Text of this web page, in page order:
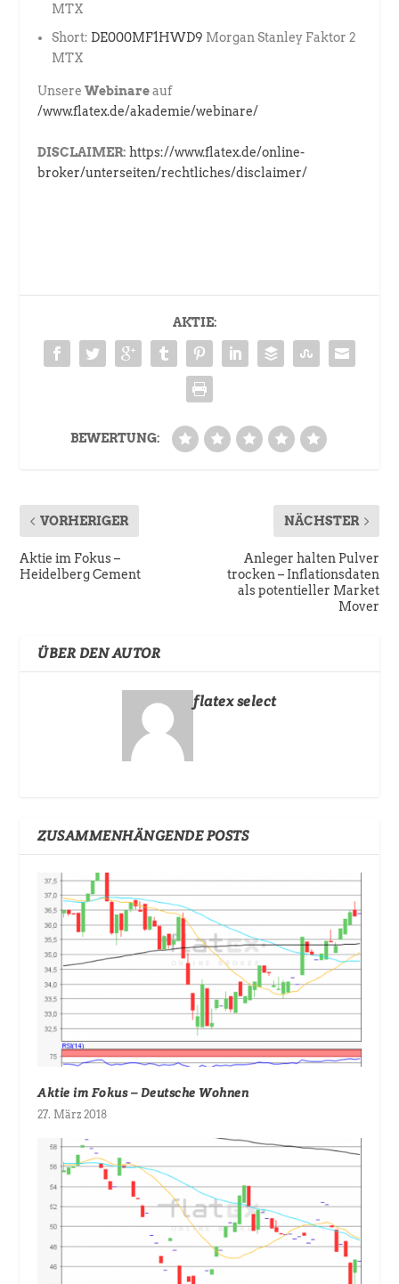
MTX
Short: DE000MF1HWD9 Morgan Stanley Faktor 2
MTX
UnsereWebinareauf
/www.flatex.de/akademie/webinare/
DISCLAIMER: https://www.flatex.de/online-
broker/unterseiten/rechtliches/disclaimer/
AKTIE:
BEWERTUNG:
VORHERIGER
Aktie im Fokus –
Heidelberg Cement
NÄCHSTER
Anleger halten Pulver
trocken – Inflationsdaten
als potentieller Market
Mover
ÜBER DEN AUTOR
flatex select
ZUSAMMENHÄNGENDE POSTS
Aktie im Fokus – Deutsche Wohnen
27. März 2018